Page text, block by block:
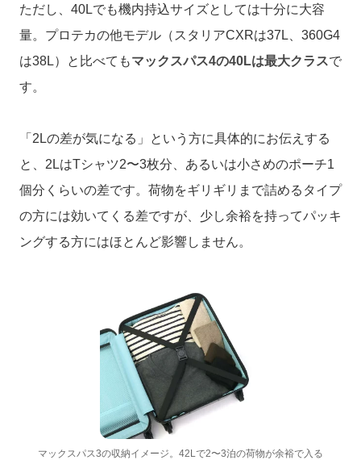
ただし、40Lでも機内持込サイズとしては十分に大容
量。プロテカの他モデル（スタリアCXRは37L、360G4
は38L）と比べてもマックスパス4の40Lは最大クラスで
す。
「2Lの差が気になる」という方に具体的にお伝えする
と、2LはTシャツ2〜3枚分、あるいは小さめのポーチ1
個分くらいの差です。荷物をギリギリまで詰めるタイプ
の方には効いてくる差ですが、少し余裕を持ってパッキ
ングする方にはほとんど影響しません。
マックスパス3の収納イメージ。42Lで2〜3泊の荷物が余裕で入る